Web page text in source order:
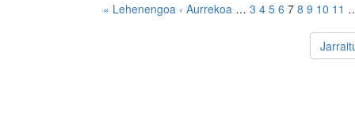
« Lehenengoa ‹ Aurrekoa … 3 4 5 6 7 8 9 10 11